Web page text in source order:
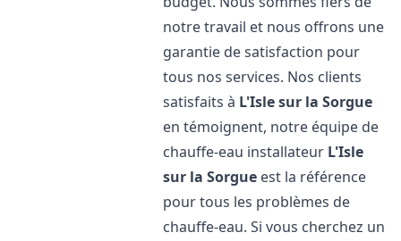
notre travail et nous offrons une
garantie de satisfaction pour
tous nos services. Nos clients
satisfaits à L'Isle sur la Sorgue
en témoignent, notre équipe de
chauffe-eau installateur L'Isle
sur la Sorgue est la référence
pour tous les problèmes de
chauffe-eau. Si vous cherchez un